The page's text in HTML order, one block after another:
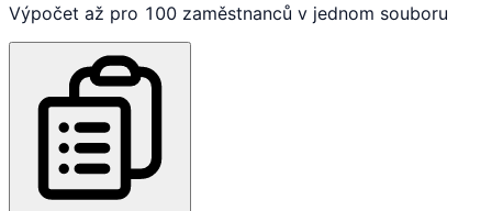
Výpočet až pro 100 zaměstnanců v jednom souboru